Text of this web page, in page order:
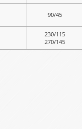
90/45
230/115
270/145